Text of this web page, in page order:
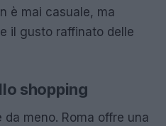
è mai casuale, ma
il gusto raffinato delle
shopping
meno. Roma offre una